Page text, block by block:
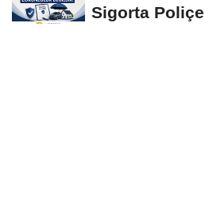
Sigorta